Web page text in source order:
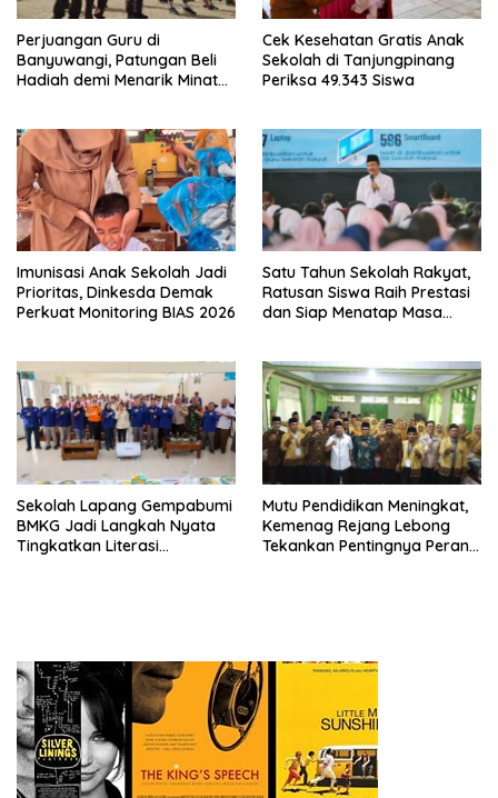
Perjuangan Guru di
Banyuwangi, Patungan Beli
Hadiah demi Menarik Minat
Cek Kesehatan Gratis Anak
Sekolah di Tanjungpinang
Periksa 49.343 Siswa
Imunisasi Anak Sekolah Jadi
Prioritas, Dinkesda Demak
Perkuat Monitoring BIAS 2026
Satu Tahun Sekolah Rakyat,
Ratusan Siswa Raih Prestasi
dan Siap Menatap Masa
Sekolah Lapang Gempabumi
BMKG Jadi Langkah Nyata
Tingkatkan Literasi
Mutu Pendidikan Meningkat,
Kemenag Rejang Lebong
Tekankan Pentingnya Peran